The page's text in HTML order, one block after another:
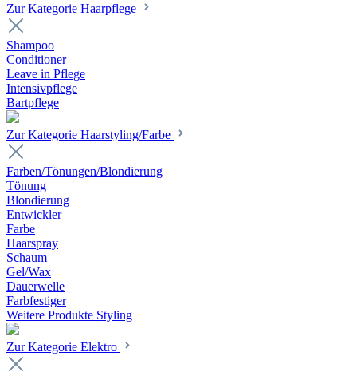
Zur Kategorie Haarpflege
Shampoo
Conditioner
Leave in Pflege
Intensivpflege
Bartpflege
Zur Kategorie Haarstyling/Farbe
Farben/Tönungen/Blondierung
Tönung
Blondierung
Entwickler
Farbe
Haarspray
Schaum
Gel/Wax
Dauerwelle
Farbfestiger
Weitere Produkte Styling
Zur Kategorie Elektro